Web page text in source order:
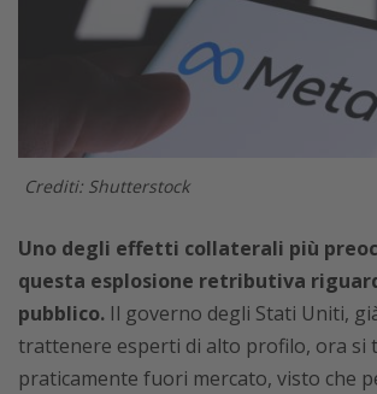
Crediti: Shutterstock
Uno degli effetti collaterali più
questa esplosione retributiva
pubblico. Il governo degli Stati Uniti,
trattenere esperti di alto profilo, ora si
praticamente fuori mercato, visto che